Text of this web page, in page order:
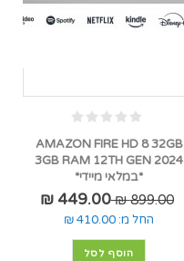
AMAZON FIRE HD 8 32GB
3GB RAM 12TH GEN 2024
*במלאי מיידי*
899.00 ₪
449.00 ₪
החל מ: 410.00 ₪
הוסף לסל